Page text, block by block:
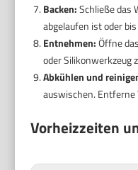
Backen:Schließe das
abgelaufen ist oder
Entnehmen:Öffne
oder Silikonwerkzeug
Abkühlen und
auswischen.
Vorheizzeiten